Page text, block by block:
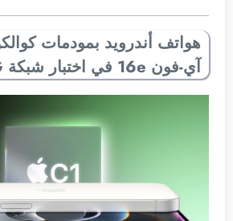
هواتف أندرويد بمودمات
آي-فون 16e في اختبار شبكة 5G